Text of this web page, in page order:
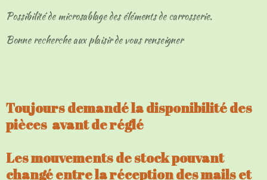
Possibilité de microsablage des éléments de carrosserie.
Bonne recherche aux plaisir de vous renseigner
Toujours demandé la disponibilité des
pièces avant de réglé
Les mouvements de stock pouvant
changé entre la réception des mails et